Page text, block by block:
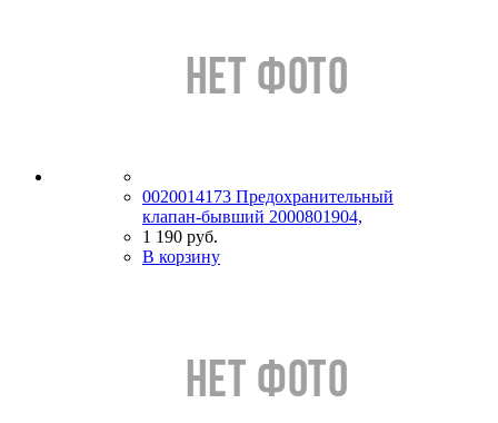
0020014173 Предохранительный
клапан-бывший 2000801904,
1 190 руб.
В корзину